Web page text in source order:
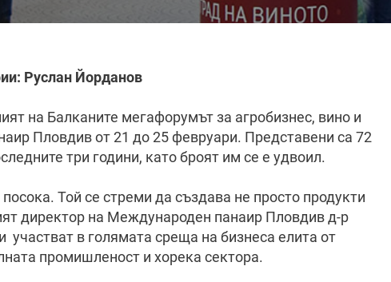
Руслан Йорданов
на Балканите мегафорумът за агробизнес, вино и
Пловдив от 21 до 25 февруари. Представени са 72
три години, като броят им се е удвоил.
Той се стреми да създава не просто продукти
директор на Международен панаир Пловдив д-р
в голямата среща на бизнеса елита от
промишленост и хорека сектора.